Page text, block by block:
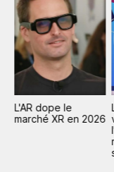
L'AR dope le
marché XR en 2026